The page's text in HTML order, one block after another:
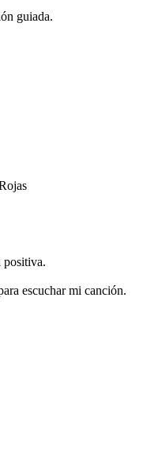
guiada.
positiva.
escuchar mi canción.